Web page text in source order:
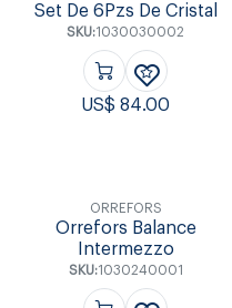
Set De 6Pzs De Cristal
SKU:1030030002
US$84.00
ORREFORS
Orrefors Balance
Intermezzo
SKU:1030240001